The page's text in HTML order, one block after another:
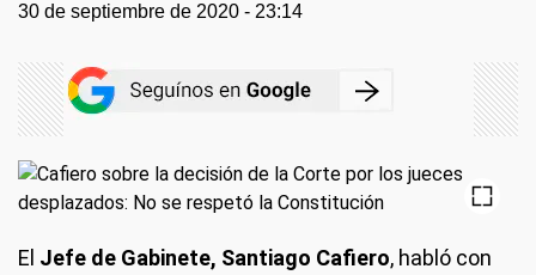
30 de septiembre de 2020 - 23:14
El Jefe de Gabinete, Santiago Cafiero, habló con